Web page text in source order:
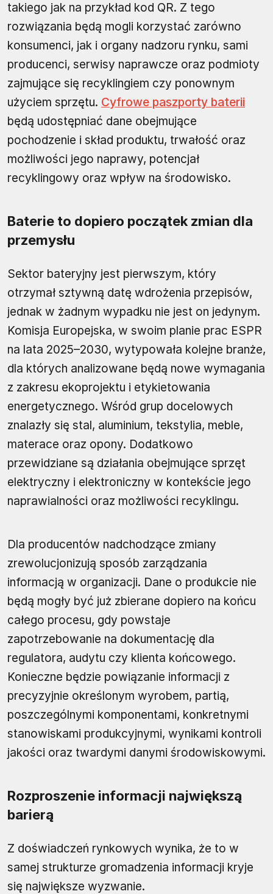
takiego jak na przykład kod QR. Z tego
rozwiązania będą mogli korzystać zarówno
konsumenci, jak i organy nadzoru rynku, sami
producenci, serwisy naprawcze oraz podmioty
zajmujące się recyklingiem czy ponownym
użyciem sprzętu. Cyfrowe paszporty baterii
będą udostępniać dane obejmujące
pochodzenie i skład produktu, trwałość oraz
możliwości jego naprawy, potencjał
recyklingowy oraz wpływ na środowisko.
Baterie to dopiero początek zmian dla
przemysłu
Sektor bateryjny jest pierwszym, który
otrzymał sztywną datę wdrożenia przepisów,
jednak w żadnym wypadku nie jest on jedynym.
Komisja Europejska, w swoim planie prac ESPR
na lata 2025–2030, wytypowała kolejne branże,
dla których analizowane będą nowe wymagania
z zakresu ekoprojektu i etykietowania
energetycznego. Wśród grup docelowych
znalazły się stal, aluminium, tekstylia, meble,
materace oraz opony. Dodatkowo
przewidziane są działania obejmujące sprzęt
elektryczny i elektroniczny w kontekście jego
naprawialności oraz możliwości recyklingu.
Dla producentów nadchodzące zmiany
zrewolucjonizują sposób zarządzania
informacją w organizacji. Dane o produkcie nie
będą mogły być już zbierane dopiero na końcu
całego procesu, gdy powstaje
zapotrzebowanie na dokumentację dla
regulatora, audytu czy klienta końcowego.
Konieczne będzie powiązanie informacji z
precyzyjnie określonym wyrobem, partią,
poszczególnymi komponentami, konkretnymi
stanowiskami produkcyjnymi, wynikami kontroli
jakości oraz twardymi danymi środowiskowymi.
Rozproszenie informacji największą
barierą
Z doświadczeń rynkowych wynika, że to w
samej strukturze gromadzenia informacji kryje
się największe wyzwanie.